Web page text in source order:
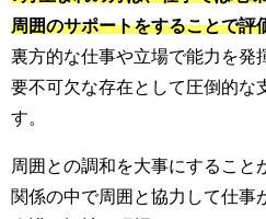
周囲のサポートをすることで評
裏方的な仕事や立場で能力を発
要不可欠な存在として圧倒的な
す。
周囲との調和を大事にすること
関係の中で周囲と協力して仕事